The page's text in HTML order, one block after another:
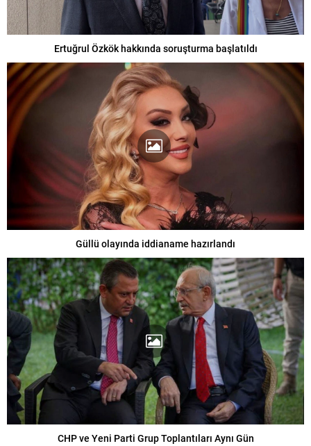
Ertuğrul Özkök hakkında soruşturma başlatıldı
Güllü olayında iddianame hazırlandı
CHP ve Yeni Parti Grup Toplantıları Aynı Gün